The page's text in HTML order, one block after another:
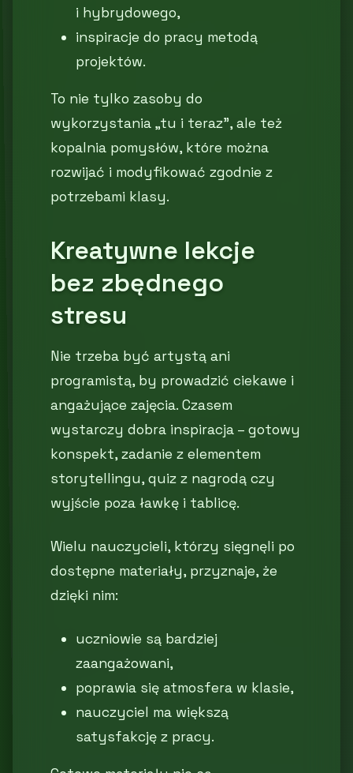
i hybrydowego,
inspiracje do pracy metodą
projektów.
To nie tylko zasoby do
wykorzystania „tu i teraz”, ale też
kopalnia pomysłów, które można
rozwijać i modyfikować zgodnie z
potrzebami klasy.
Kreatywne lekcje
bez zbędnego
stresu
Nie trzeba być artystą ani
programistą, by prowadzić ciekawe i
angażujące zajęcia. Czasem
wystarczy dobra inspiracja – gotowy
konspekt, zadanie z elementem
storytellingu, quiz z nagrodą czy
wyjście poza ławkę i tablicę.
Wielu nauczycieli, którzy sięgnęli po
dostępne materiały, przyznaje, że
dzięki nim:
uczniowie są bardziej
zaangażowani,
poprawia się atmosfera w klasie,
nauczyciel ma większą
satysfakcję z pracy.